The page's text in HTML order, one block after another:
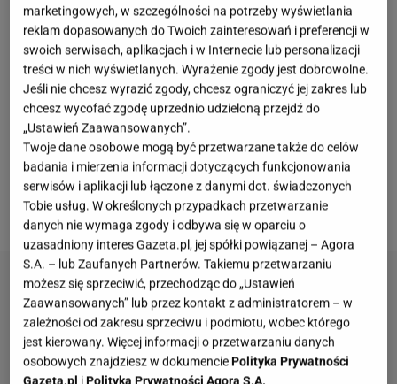
z propozycjami damskimi i męskimi, które świetnie
podkręcą każdą stylizację. Bardzo praktyczne i
efektowne są swetry rozpinane - czy to na zamek,
czy guziki. Możesz skompletować z nimi stylizację
na cebulkę, jeślipogodazmienia się z godziny na
godzinę. Warto postawić na swetry w stonowanych
kolorach, typu szarość czy biel - z łatwością
zestawisz je z innymi barwami! Sprawdź nasze
propozycje.
marketingowych, w szczególności na potrzeby wyświetlania
reklam dopasowanych do Twoich zainteresowań i preferencji w
swoich serwisach, aplikacjach i w Internecie lub personalizacji
treści w nich wyświetlanych. Wyrażenie zgody jest dobrowolne.
Jeśli nie chcesz wyrazić zgody, chcesz ograniczyć jej zakres lub
chcesz wycofać zgodę uprzednio udzieloną przejdź do
„Ustawień Zaawansowanych”.
Twoje dane osobowe mogą być przetwarzane także do celów
badania i mierzenia informacji dotyczących funkcjonowania
serwisów i aplikacji lub łączone z danymi dot. świadczonych
Tobie usług. W określonych przypadkach przetwarzanie
danych nie wymaga zgody i odbywa się w oparciu o
uzasadniony interes Gazeta.pl, jej spółki powiązanej – Agora
S.A. – lub Zaufanych Partnerów. Takiemu przetwarzaniu
możesz się sprzeciwić, przechodząc do „Ustawień
Zaawansowanych” lub przez kontakt z administratorem – w
zależności od zakresu sprzeciwu i podmiotu, wobec którego
jest kierowany. Więcej informacji o przetwarzaniu danych
osobowych znajdziesz w dokumenciePolityka Prywatności
Gazeta.pl iPolityka Prywatności Agora S.A.